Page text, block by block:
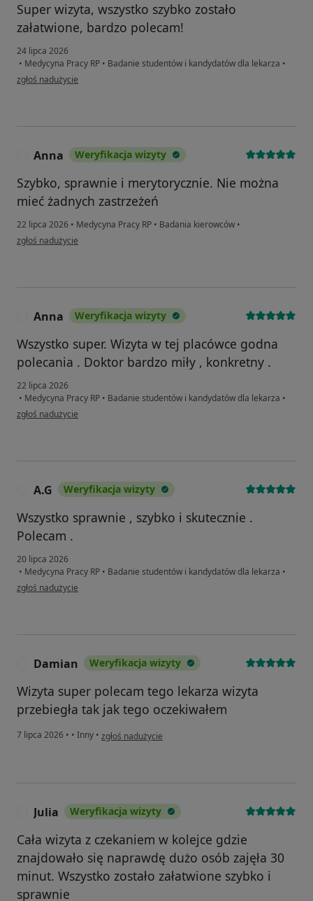
Super wizyta, wszystko szybko zostało
załatwione, bardzo polecam!
24 lipca 2026
• Medycyna Pracy RP • Badanie studentów i kandydatów dla lekarza •
w opinii użytkownika Alicja
zgłoś nadużycie
Anna Weryfikacja wizyty
Szybko, sprawnie i merytorycznie. Nie można
mieć żadnych zastrzeżeń
22 lipca 2026 • Medycyna Pracy RP • Badania kierowców •
w opinii użytkownika Anna
zgłoś nadużycie
Anna Weryfikacja wizyty
Wszystko super. Wizyta w tej placówce godna
polecania . Doktor bardzo miły , konkretny .
22 lipca 2026
• Medycyna Pracy RP • Badanie studentów i kandydatów dla lekarza •
w opinii użytkownika Anna
zgłoś nadużycie
A.G Weryfikacja wizyty
Wszystko sprawnie , szybko i skutecznie .
Polecam .
20 lipca 2026
• Medycyna Pracy RP • Badanie studentów i kandydatów dla lekarza •
w opinii użytkownika A.G
zgłoś nadużycie
Damian Weryfikacja wizyty
Wizyta super polecam tego lekarza wizyta
przebiegła tak jak tego oczekiwałem
7 lipca 2026 • • Inny • w opinii użytkownika Damian
zgłoś nadużycie
Julia Weryfikacja wizyty
Cała wizyta z czekaniem w kolejce gdzie
znajdowało się naprawdę dużo osób zajęła 30
minut. Wszystko zostało załatwione szybko i
sprawnie